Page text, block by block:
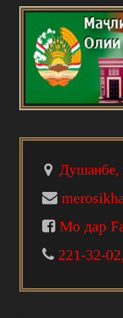
Душанбе,
Мо дар
221-32-